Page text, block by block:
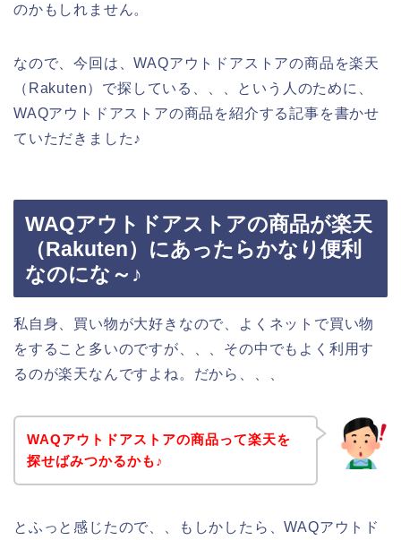
のかもしれません。
なので、今回は、WAQアウトドアストアの商品を楽天
（Rakuten）で探している、、、という人のために、
WAQアウトドアストアの商品を紹介する記事を書かせ
ていただきました♪
WAQアウトドアストアの商品が楽天
（Rakuten）にあったらかなり便利
なのにな～♪
私自身、買い物が大好きなので、よくネットで買い物
をすること多いのですが、、、その中でもよく利用す
るのが楽天なんですよね。だから、、、
WAQアウトドアストアの商品って楽天を
探せばみつかるかも♪
とふっと感じたので、、もしかしたら、WAQアウトド